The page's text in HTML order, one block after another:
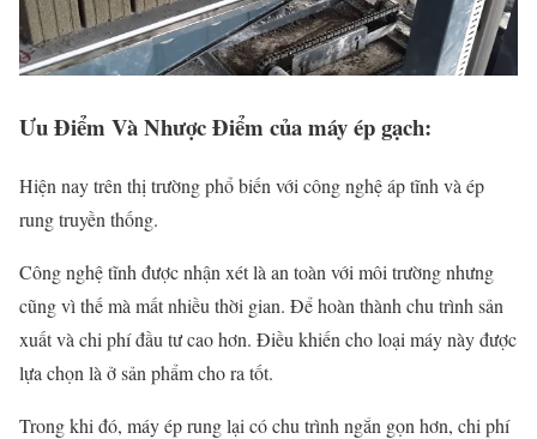
Ưu Điểm Và Nhược Điểm của máy épgạch:
Hiện nay trên thị trường phổ biến với công nghệ áp tĩnh và ép
rung truyền thống.
Công nghệ tĩnh được nhận xét là an toàn với môi trường nhưng
cũng vì thế mà mất nhiều thời gian. Để hoàn thành chu trình sản
xuất và chi phí đầu tư cao hơn. Điều khiến cho loại máy này được
lựa chọn là ở sản phẩm cho ra tốt.
Trong khi đó, máy ép rung lại có chu trình ngắn gọn hơn, chi phí